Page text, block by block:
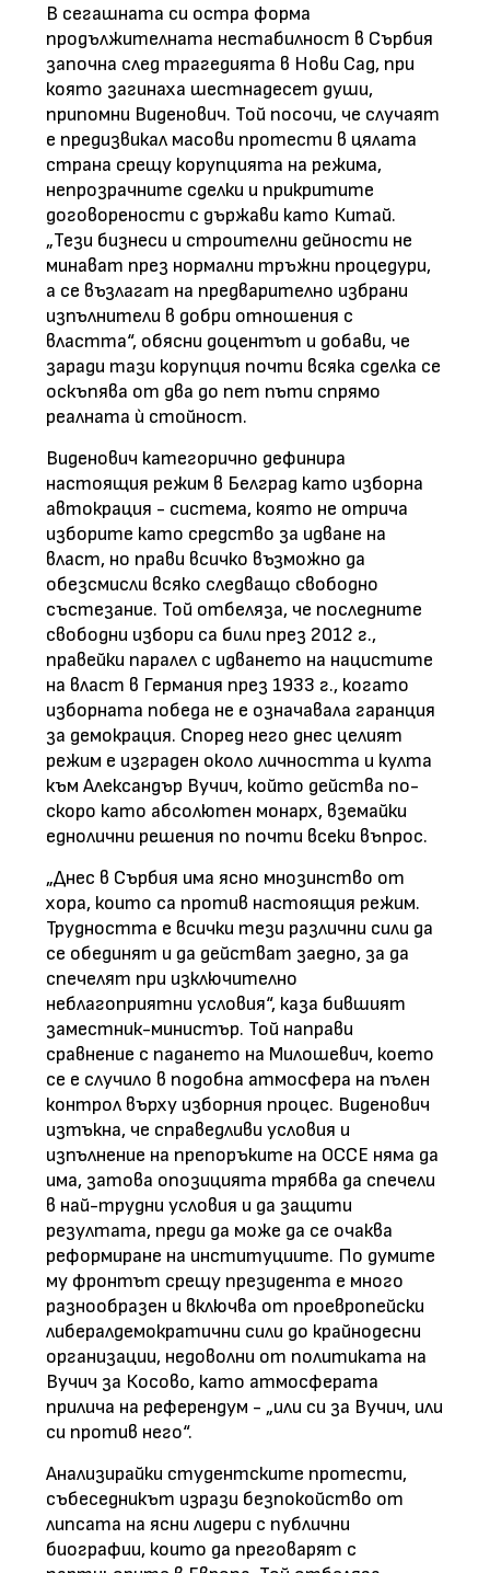
В сегашната си остра форма
продължителната нестабилност в Сърбия
започна след трагедията в Нови Сад, при
която загинаха шестнадесет души,
припомни Виденович. Той посочи, че случаят
е предизвикал масови протести в цялата
страна срещу корупцията на режима,
непрозрачните сделки и прикритите
договорености с държави като Китай.
„Тези бизнеси и строителни дейности не
минават през нормални тръжни процедури,
а се възлагат на предварително избрани
изпълнители в добри отношения с
властта“, обясни доцентът и добави, че
заради тази корупция почти всяка сделка се
оскъпява от два до пет пъти спрямо
реалната ѝ стойност.
Виденович категорично дефинира
настоящия режим в Белград като изборна
автокрация - система, която не отрича
изборите като средство за идване на
власт, но прави всичко възможно да
обезсмисли всяко следващо свободно
състезание. Той отбеляза, че последните
свободни избори са били през 2012 г.,
правейки паралел с идването на нацистите
на власт в Германия през 1933 г., когато
изборната победа не е означавала гаранция
за демокрация. Според него днес целият
режим е изграден около личността и култа
към Александър Вучич, който действа по-
скоро като абсолютен монарх, вземайки
еднолични решения по почти всеки въпрос.
„Днес в Сърбия има ясно мнозинство от
хора, които са против настоящия режим.
Трудността е всички тези различни сили да
се обединят и да действат заедно, за да
спечелят при изключително
неблагоприятни условия“, каза бившият
заместник-министър. Той направи
сравнение с падането на Милошевич, което
се е случило в подобна атмосфера на пълен
контрол върху изборния процес. Виденович
изтъкна, че справедливи условия и
изпълнение на препоръките на ОССЕ няма да
има, затова опозицията трябва да спечели
в най-трудни условия и да защити
резултата, преди да може да се очаква
реформиране на институциите. По думите
му фронтът срещу президента е много
разнообразен и включва от проевропейски
либералдемократични сили до крайнодесни
организации, недоволни от политиката на
Вучич за Косово, като атмосферата
прилича на референдум - „или си за Вучич, или
си против него“.
Анализирайки студентските протести,
събеседникът изрази безпокойство от
липсата на ясни лидери с публични
биографии, които да преговарят с